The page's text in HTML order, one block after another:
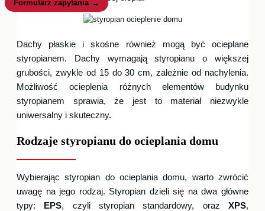
Formularz zapytania
Dachy płaskie i skośne również mogą być ocieplane
styropianem. Dachy wymagają styropianu o większej
grubości, zwykle od 15 do 30 cm, zależnie od nachylenia.
Możliwość ocieplenia różnych elementów budynku
styropianem sprawia, że jest to materiał niezwykle
uniwersalny i skuteczny.
Rodzaje styropianu do ocieplania domu
Wybierając styropian do ocieplania domu, warto zwrócić
uwagę na jego rodzaj. Styropian dzieli się na dwa główne
typy: EPS, czyli styropian standardowy, orazXPS,